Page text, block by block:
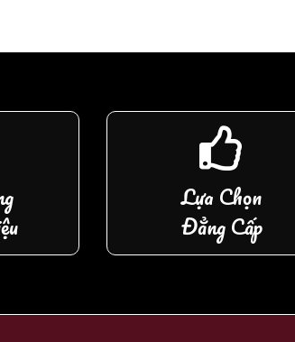
Lựa Chọn
Đẳng Cấp